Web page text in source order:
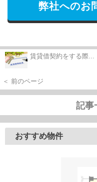
弊社へのお
賃貸借契約をする際...
＜ 前のページ
記事
おすすめ物件